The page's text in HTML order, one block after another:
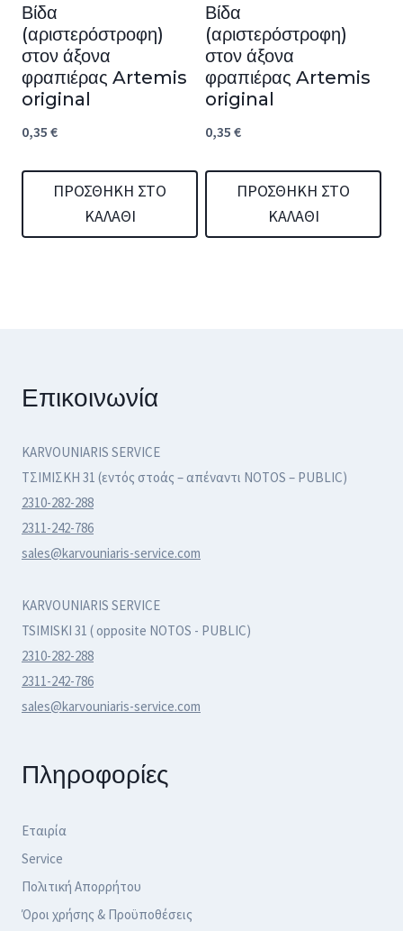
Βίδα
(αριστερόστροφη)
στον άξονα
φραπιέρας Artemis
original
0,35 €
ΠΡΟΣΘΉΚΗ ΣΤΟ
ΚΑΛΆΘΙ
Βίδα
(αριστερόστροφη)
στον άξονα
φραπιέρας Artemis
original
0,35 €
ΠΡΟΣΘΉΚΗ ΣΤΟ
ΚΑΛΆΘΙ
Επικοινωνία
KARVOUNIARIS SERVICE
ΤΣΙΜΙΣΚΗ 31 (εντός στοάς – απέναντι NOTOS – PUBLIC)
2310-282-288
2311-242-786
sales@karvouniaris-service.com
KARVOUNIARIS SERVICE
TSIMISKI 31 ( opposite NOTOS - PUBLIC)
2310-282-288
2311-242-786
sales@karvouniaris-service.com
Πληροφορίες
Εταιρία
Service
Πολιτική Απορρήτου
Όροι χρήσης & Προϋποθέσεις